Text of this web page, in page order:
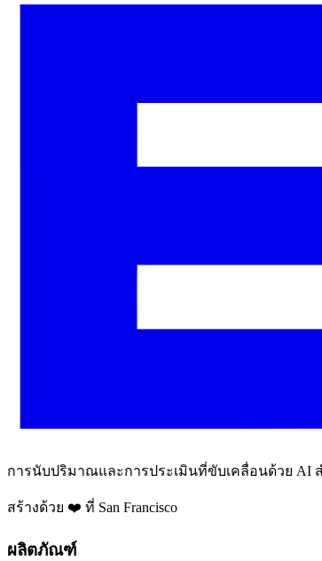
การนับปริมาณและการประเมินที่ขับเคลื่อนด้วย AI
สร้างด้วย ❤️ ที่ San Francisco
ผลิตภัณฑ์